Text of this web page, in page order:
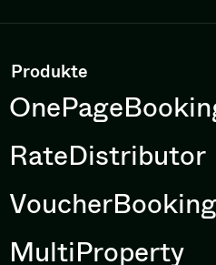
Produkte
RateDistributor
VoucherBooking
MultiProperty